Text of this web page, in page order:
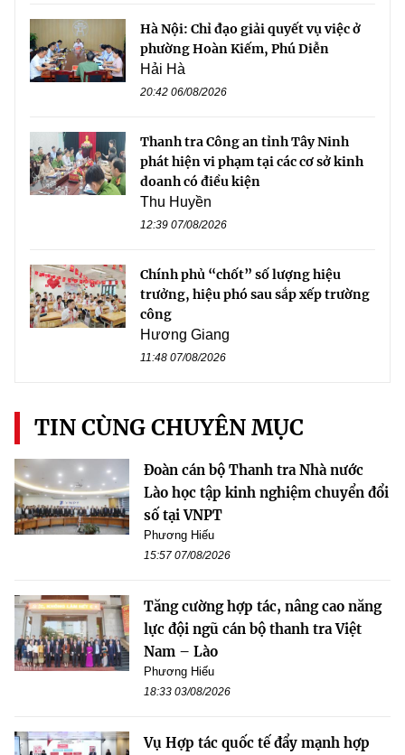
Hà Nội: Chỉ đạo giải quyết vụ việc ở
phường Hoàn Kiếm, Phú Diễn
Hải Hà
20:42 06/08/2026
Thanh tra Công an tỉnh Tây Ninh
phát hiện vi phạm tại các cơ sở kinh
doanh có điều kiện
Thu Huyền
12:39 07/08/2026
Chính phủ “chốt” số lượng hiệu
trưởng, hiệu phó sau sắp xếp trường
công
Hương Giang
11:48 07/08/2026
TIN CÙNG CHUYÊN MỤC
Đoàn cán bộ Thanh tra Nhà nước
Lào học tập kinh nghiệm chuyển đổi
số tại VNPT
Phương Hiếu
15:57 07/08/2026
Tăng cường hợp tác, nâng cao năng
lực đội ngũ cán bộ thanh tra Việt
Nam – Lào
Phương Hiếu
18:33 03/08/2026
Vụ Hợp tác quốc tế đẩy mạnh hợp